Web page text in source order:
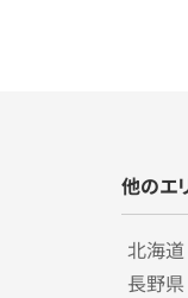
他のエ
北海道
長野県